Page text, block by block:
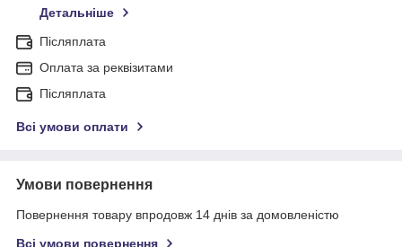
Детальніше
Післяплата
Оплата за реквізитами
Післяплата
Всі умови оплати
Умови повернення
Повернення товару впродовж 14 днів за домовленістю
Всі умови повернення